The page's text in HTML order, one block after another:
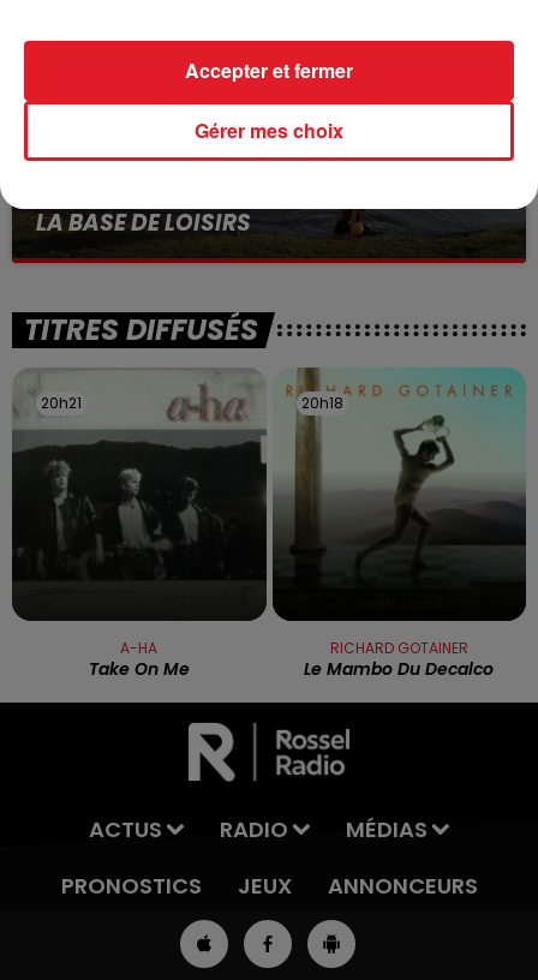
LA BASE DE LOISIRS
La victime a coulé à pic
TITRES DIFFUSÉS
20h21
20h21
A-HA
Take On Me
20h18
20h18
RICHARD GOTAINER
Le Mambo Du Decalco
ACTUS RADIO
MÉDIAS
PRONOSTICS
JEUX ANNONCEURS
Gérer mes choix
Accepter et fermer